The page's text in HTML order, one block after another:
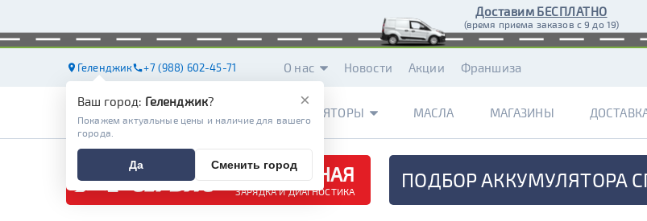
Доставим БЕСПЛАТНО
(время приема заказов с 9 до 19)
Геленджик +7 (988) 602-45-71 О нас Новости Акции Франшиза
АККУМУЛЯТОРЫ МАСЛА МАГАЗИНЫ
БЕСПЛАТНАЯ
ЗАРЯДКА И ДИАГНОСТИКА ПОДБОР АККУМУЛЯТОРА
×
Ваш город: Геленджик?
Покажем актуальные цены и наличие для вашего
города.
Да Сменить город